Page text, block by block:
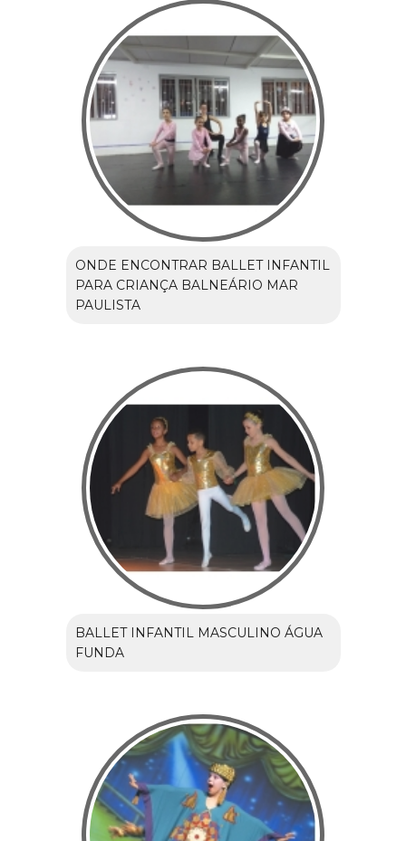
ONDE ENCONTRAR BALLET INFANTIL
PARA CRIANÇA BALNEÁRIO MAR
PAULISTA
BALLET INFANTIL MASCULINO ÁGUA
FUNDA